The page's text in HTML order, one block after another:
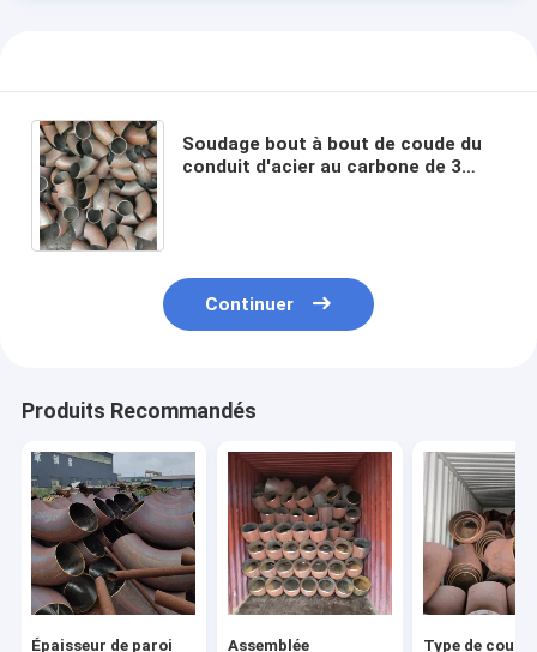
Soudage bout à bout de coude du
conduit d'acier au carbone de 3
Continuer
Produits Recommandés
Épaisseur de paroi Assemblée Type de coude